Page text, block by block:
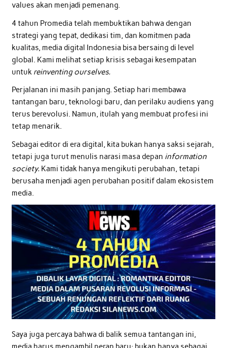
values akan menjadi pemenang.
4 tahun Promedia telah membuktikan bahwa dengan
strategi yang tepat, dedikasi tim, dan komitmen pada
kualitas, media digital Indonesia bisa bersaing di level
global. Kami melihat setiap krisis sebagai kesempatan
untuk reinventing ourselves.
Perjalanan ini masih panjang. Setiap hari membawa
tantangan baru, teknologi baru, dan perilaku audiens yang
terus berevolusi. Namun, itulah yang membuat profesi ini
tetap menarik.
Sebagai editor di era digital, kita bukan hanya saksi sejarah,
tetapi juga turut menulis narasi masa depan information
society.Kami tidak hanya mengikuti perubahan, tetapi
berusaha menjadi agen perubahan positif dalam ekosistem
media.
Saya juga percaya bahwa di balik semua tantangan ini,